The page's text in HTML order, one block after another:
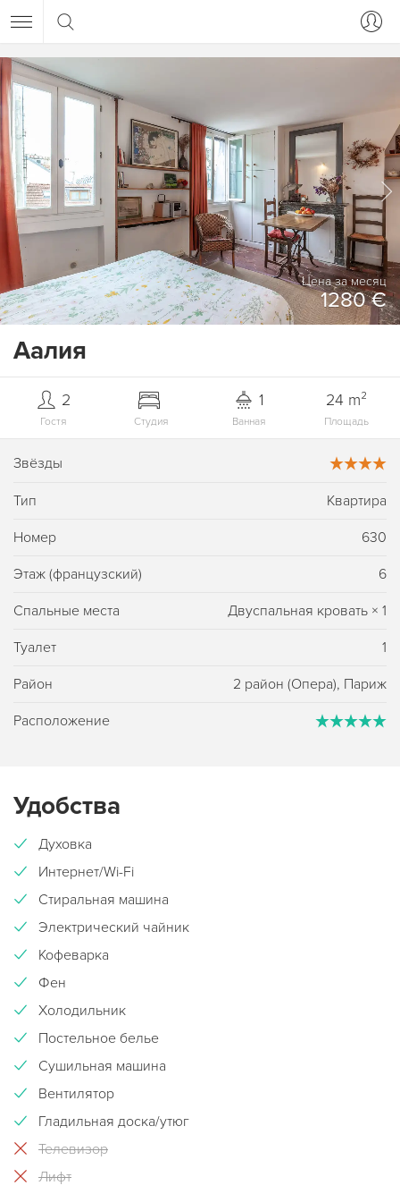
Цена за месяц
1280 €
Аалия
Гостя
2
Студия Ванная
1
Площадь
24 m²
Звёзды
Тип Квартира
Номер 630
Этаж (французский) 6
Спальные места Двуспальная кровать × 1
Туалет 1
Район 2 район (Опера), Париж
Расположение
Удобства
Духовка
Интернет/Wi-Fi
Стиральная машина
Электрический чайник
Кофеварка
Фен
Холодильник
Постельное белье
Сушильная машина
Вентилятор
Гладильная доска/утюг
Телевизор
Лифт